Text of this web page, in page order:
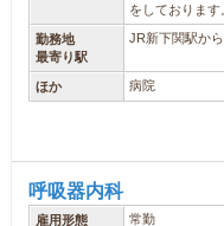
をしております
勤務地
最寄り駅
JR新下関駅か
ほか 病院
呼吸器内科
雇用形態 常勤